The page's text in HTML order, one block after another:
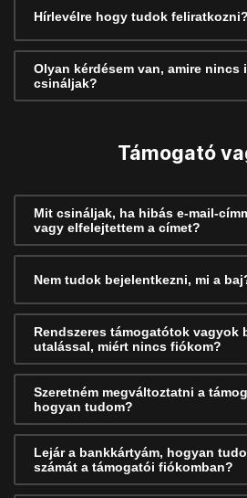
Hírlevélre hogy tudok feliratkozni?
Olyan kérdésem van, amire nincs
csináljak?
Támogató
Mit csináljak, ha hibás e-mail-
vagy elfelejtettem a címet?
Nem tudok bejelentkezni, mi a
Rendszeres támogatótok vagyok
utalással, miért nincs fiókom?
Szeretném megváltoztatni a
hogyan tudom?
Lejár a bankkártyám, hogyan
számát a támogatói fiókomban?